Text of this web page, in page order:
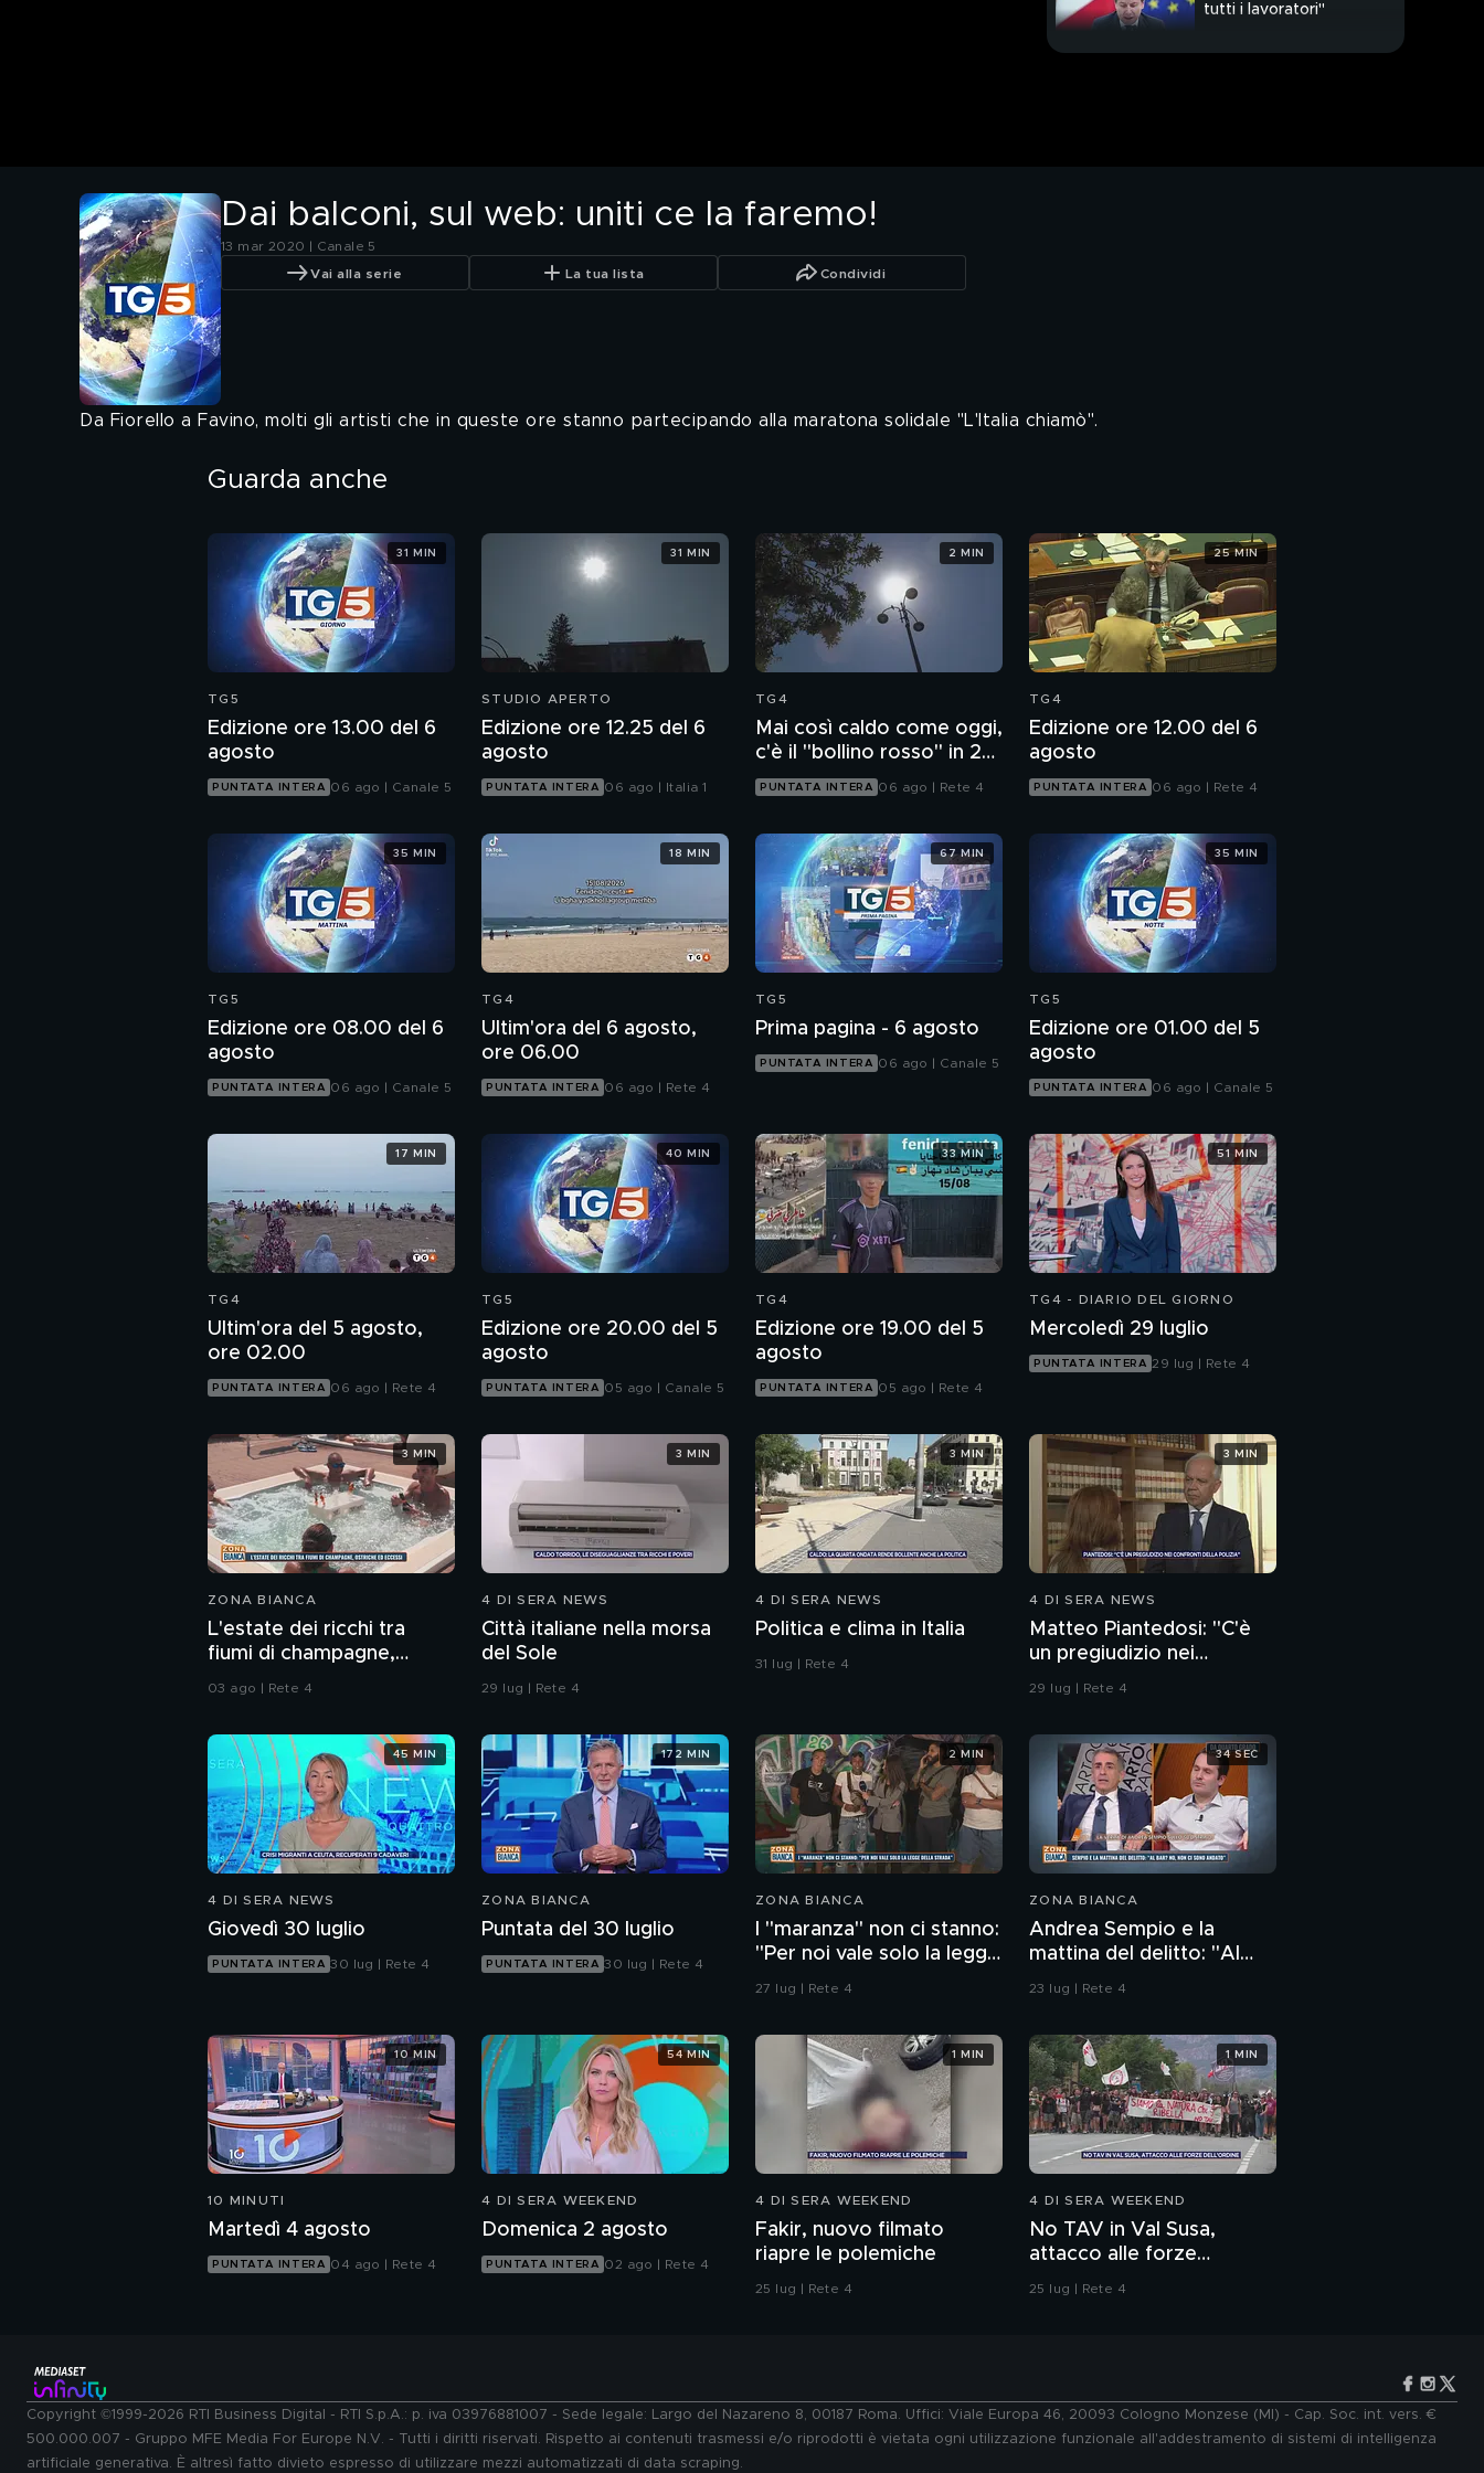
tutti i lavoratori"
Dai balconi, sul web: uniti ce la faremo!
13 mar 2020 | Canale 5
Vai alla serie La tua lista Condividi
Da Fiorello a Favino, molti gli artisti che in queste ore stanno partecipando alla maratona solidale "L'Italia chiamò".
Guarda anche
TG5
Edizione ore 13.00 del 6
agosto
PUNTATA INTERA 06 ago | Canale 5
31 MIN
STUDIO APERTO
Edizione ore 12.25 del 6
agosto
PUNTATA INTERA 06 ago | Italia 1
31 MIN
TG4
Mai così caldo come oggi,
c'è il "bollino rosso" in 27
città
PUNTATA INTERA 06 ago | Rete 4
2 MIN
TG4
Edizione ore 12.00 del 6
agosto
PUNTATA INTERA 06 ago | Rete 4
25 MIN
TG5
Edizione ore 08.00 del 6
agosto
PUNTATA INTERA 06 ago | Canale 5
35 MIN
TG4
Ultim'ora del 6 agosto,
ore 06.00
PUNTATA INTERA 06 ago | Rete 4
18 MIN
TG5
Prima pagina - 6 agosto
PUNTATA INTERA 06 ago | Canale 5
67 MIN
TG5
Edizione ore 01.00 del 5
agosto
PUNTATA INTERA 06 ago | Canale 5
35 MIN
TG4
Ultim'ora del 5 agosto,
ore 02.00
PUNTATA INTERA 06 ago | Rete 4
17 MIN
TG5
Edizione ore 20.00 del 5
agosto
PUNTATA INTERA 05 ago | Canale 5
40 MIN
TG4
Edizione ore 19.00 del 5
agosto
PUNTATA INTERA 05 ago | Rete 4
33 MIN
TG4 - DIARIO DEL GIORNO
Mercoledì 29 luglio
PUNTATA INTERA 29 lug | Rete 4
51 MIN
ZONA BIANCA
L'estate dei ricchi tra
fiumi di champagne,
ostriche ed eccessi
03 ago | Rete 4
3 MIN
4 DI SERA NEWS
Città italiane nella morsa
del Sole
29 lug | Rete 4
3 MIN
4 DI SERA NEWS
Politica e clima in Italia
31 lug | Rete 4
3 MIN
4 DI SERA NEWS
Matteo Piantedosi: "C'è
un pregiudizio nei
confronti della polizia"
29 lug | Rete 4
3 MIN
4 DI SERA NEWS
Giovedì 30 luglio
PUNTATA INTERA 30 lug | Rete 4
45 MIN
ZONA BIANCA
Puntata del 30 luglio
PUNTATA INTERA 30 lug | Rete 4
172 MIN
ZONA BIANCA
I "maranza" non ci stanno:
"Per noi vale solo la legge
della strada"
27 lug | Rete 4
2 MIN
ZONA BIANCA
Andrea Sempio e la
mattina del delitto: "Al
bar' No, non ci sono
23 lug | Rete 4
34 SEC
10 MINUTI
Martedì 4 agosto
PUNTATA INTERA 04 ago | Rete 4
10 MIN
4 DI SERA WEEKEND
Domenica 2 agosto
PUNTATA INTERA 02 ago | Rete 4
54 MIN
4 DI SERA WEEKEND
Fakir, nuovo filmato
riapre le polemiche
25 lug | Rete 4
1 MIN
4 DI SERA WEEKEND
No TAV in Val Susa,
attacco alle forze
dell'ordine
25 lug | Rete 4
1 MIN
Copyright ©1999-2026 RTI Business Digital - RTI S.p.A.: p. iva 03976881007 - Sede legale: Largo del Nazareno 8, 00187 Roma. Uffici: Viale Europa 46, 20093 Cologno Monzese (MI) - Cap. Soc. int. vers. €
500.000.007 - Gruppo MFE Media For Europe N.V. - Tutti i diritti riservati. Rispetto ai contenuti trasmessi e/o riprodotti è vietata ogni utilizzazione funzionale all'addestramento di sistemi di intelligenza
artificiale generativa. È altresì fatto divieto espresso di utilizzare mezzi automatizzati di data scraping.